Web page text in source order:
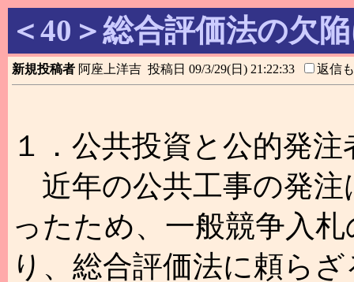
＜40＞総合評価法の欠
新規投稿者 阿座上洋吉 投稿日 09/3/29(日) 21:22:33 返信
１．公共投資と公的発
近年の公共工事の発注
ったため、一般競争入
り、総合評価法に頼ら